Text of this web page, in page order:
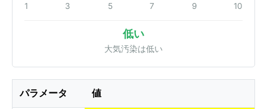
1 3 5 7 9 10
低い
大気汚染は低い
パラメータ 値